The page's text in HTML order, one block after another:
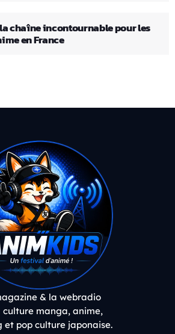
chaîne incontournable pour les
en France
& la webradio
culture manga, anime,
et pop culture japonaise.